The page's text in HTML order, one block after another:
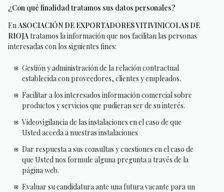
¿Con qué finalidad tratamos sus datos personales?
EnASOCIACIÓN DE EXPORTADORES VITIVINICOLAS DE
RIOJAtratamos la información que nos facilitan las personas
interesadas con los siguientes fines:
Gestión y administración de la relación contractual
establecida con proveedores, clientes y empleados.
Facilitar a los interesados información comercial sobre
productos y servicios que pudieran ser de su interés.
Videovigilancia de las instalaciones en el caso de que
Usted acceda a nuestras instalaciones
Dar respuesta a sus consultas y cuestiones en el caso de
que Usted nos formule alguna pregunta a través de la
página web.
Evaluar su candidatura ante una futura vacante para un